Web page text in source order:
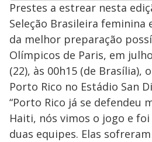
Prestes a estrear nesta
Seleção Brasileira feminina
da melhor preparação
Olímpicos de Paris, em
(22), às 00h15 (de Brasília),
Porto Rico no Estádio San
“Porto Rico já se defendeu
Haiti, nós vimos o jogo e
duas equipes. Elas